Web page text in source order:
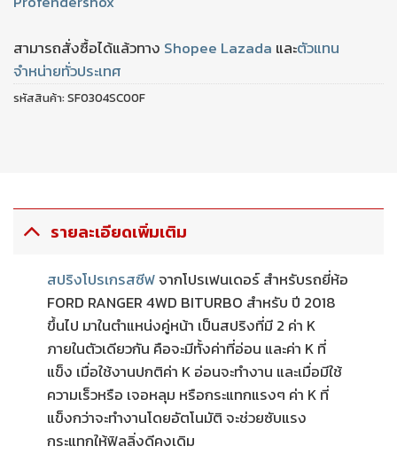
สามารถสั่งซื้อได้แล้วทาง Shopee Lazada และตัวแทน
จำหน่ายทั่วประเทศ
รหัสสินค้า:SF0304SC00F
รายละเอียดเพิ่มเติม
สปริงโปรเกรสซีฟจากโปรเฟนเดอร์ สำหรับรถยี่ห้อ
FORD RANGER 4WD BITURBO สำหรับ ปี 2018
ขึ้นไป มาในตำแหน่งคู่หน้า เป็นสปริงที่มี 2 ค่า K
ภายในตัวเดียวกัน คือจะมีทั้งค่าที่อ่อน และค่า K ที่
แข็ง เมื่อใช้งานปกติค่า K อ่อนจะทำงาน และเมื่อมีใช้
ความเร็วหรือ เจอหลุม หรือกระแทกแรงๆ ค่า K ที่
แข็งกว่าจะทำงานโดยอัตโนมัติ จะช่วยซับแรง
กระแทกให้ฟิลลิ่งดีคงเดิม